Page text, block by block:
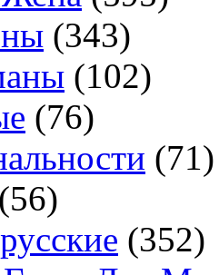
(343)
(102)
(76)
(71)
(56)
(352)